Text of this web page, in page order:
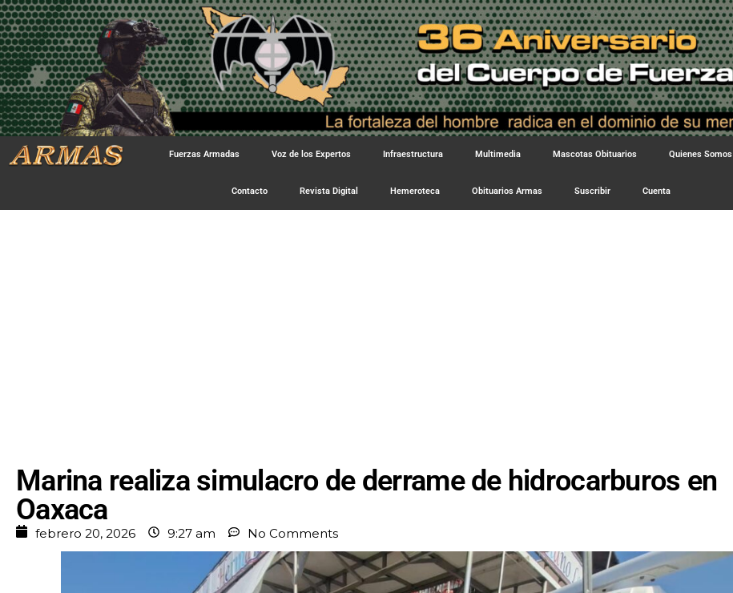
Fuerzas Armadas Voz de los Expertos Infraestructura Multimedia Mascotas Obituarios Quienes Somos
Contacto Revista Digital Hemeroteca Obituarios Armas Suscribir Cuenta
Marina realiza simulacro de derrame de hidrocarburos en
Oaxaca
febrero 20, 2026 9:27 am No Comments